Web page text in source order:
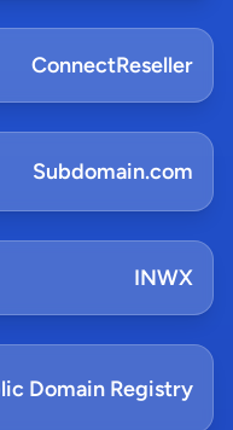
ConnectReseller
Subdomain.com
INWX
Domain Registry